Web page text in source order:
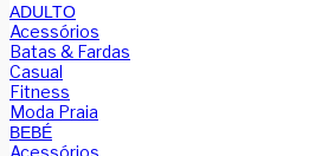
ADULTO
Acessórios
Batas & Fardas
Casual
Fitness
Moda Praia
BEBÉ
Acessórios